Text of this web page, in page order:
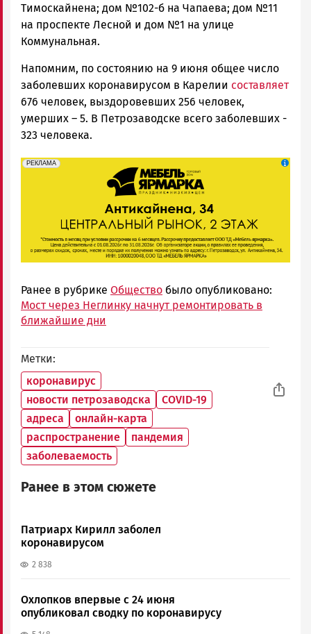
Тимоскайнена; дом №102-б на Чапаева; дом №11
на проспекте Лесной и дом №1 на улице
Коммунальная.
Напомним, по состоянию на 9 июня общее число
заболевших коронавирусом в Карелии составляет
676 человек, выздоровевших 256 человек,
умерших – 5. В Петрозаводске всего заболевших -
323 человека.
erid: 2SDnjeFymr3
РЕКЛАМА
Реклама
Ранее в рубрике Общество было опубликовано:
Мост через Неглинку начнут ремонтировать в
ближайшие дни
Метки
коронавирус
новости петрозаводска
COVID-19
адреса
онлайн-карта
распространение
пандемия
заболеваемость
Ранее в этом сюжете
Патриарх Кирилл заболел
коронавирусом
2 838
Охлопков впервые с 24 июня
опубликовал сводку по коронавирусу